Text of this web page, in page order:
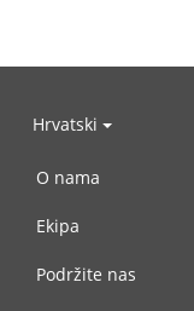
Hrvatski
O nama
Ekipa
Podržite nas